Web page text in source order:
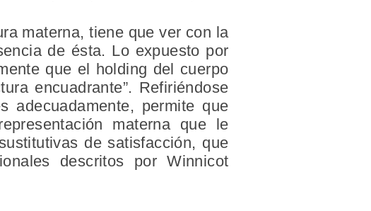
materna, tiene que ver con la
de ésta. Lo expuesto por
que el holding del cuerpo
encuadrante”. Refiriéndose
adecuadamente, permite que
materna que le
de satisfacción, que
descritos por Winnicot